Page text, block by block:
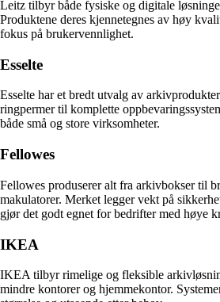
Leitz tilbyr både fysiske og digitale
Produktene deres kjennetegnes av høy
fokus på brukervennlighet.
Esselte
Esselte har et bredt utvalg av
ringpermer til komplette
både små og store virksomheter.
Fellowes
Fellowes produserer alt fra arkivbokser til
makulatorer. Merket legger vekt på
gjør det godt egnet for bedrifter med høye
IKEA
IKEA tilbyr rimelige og fleksible
mindre kontorer og hjemmekontor.